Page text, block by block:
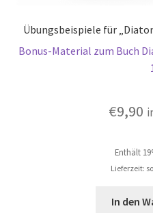
Übungsbeispiele für
Bonus-Material zum Buch
€9,90
Enthält
Lieferzeit:
In den